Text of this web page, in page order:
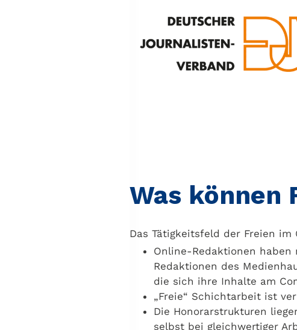
Was können
Das Tätigkeitsfeld der Freien
Online-Redaktionen
Redaktionen des
die sich ihre Inhalte am
„Freie“ Schichtarbeit ist
Die Honorarstrukturen
selbst bei gleichwertiger